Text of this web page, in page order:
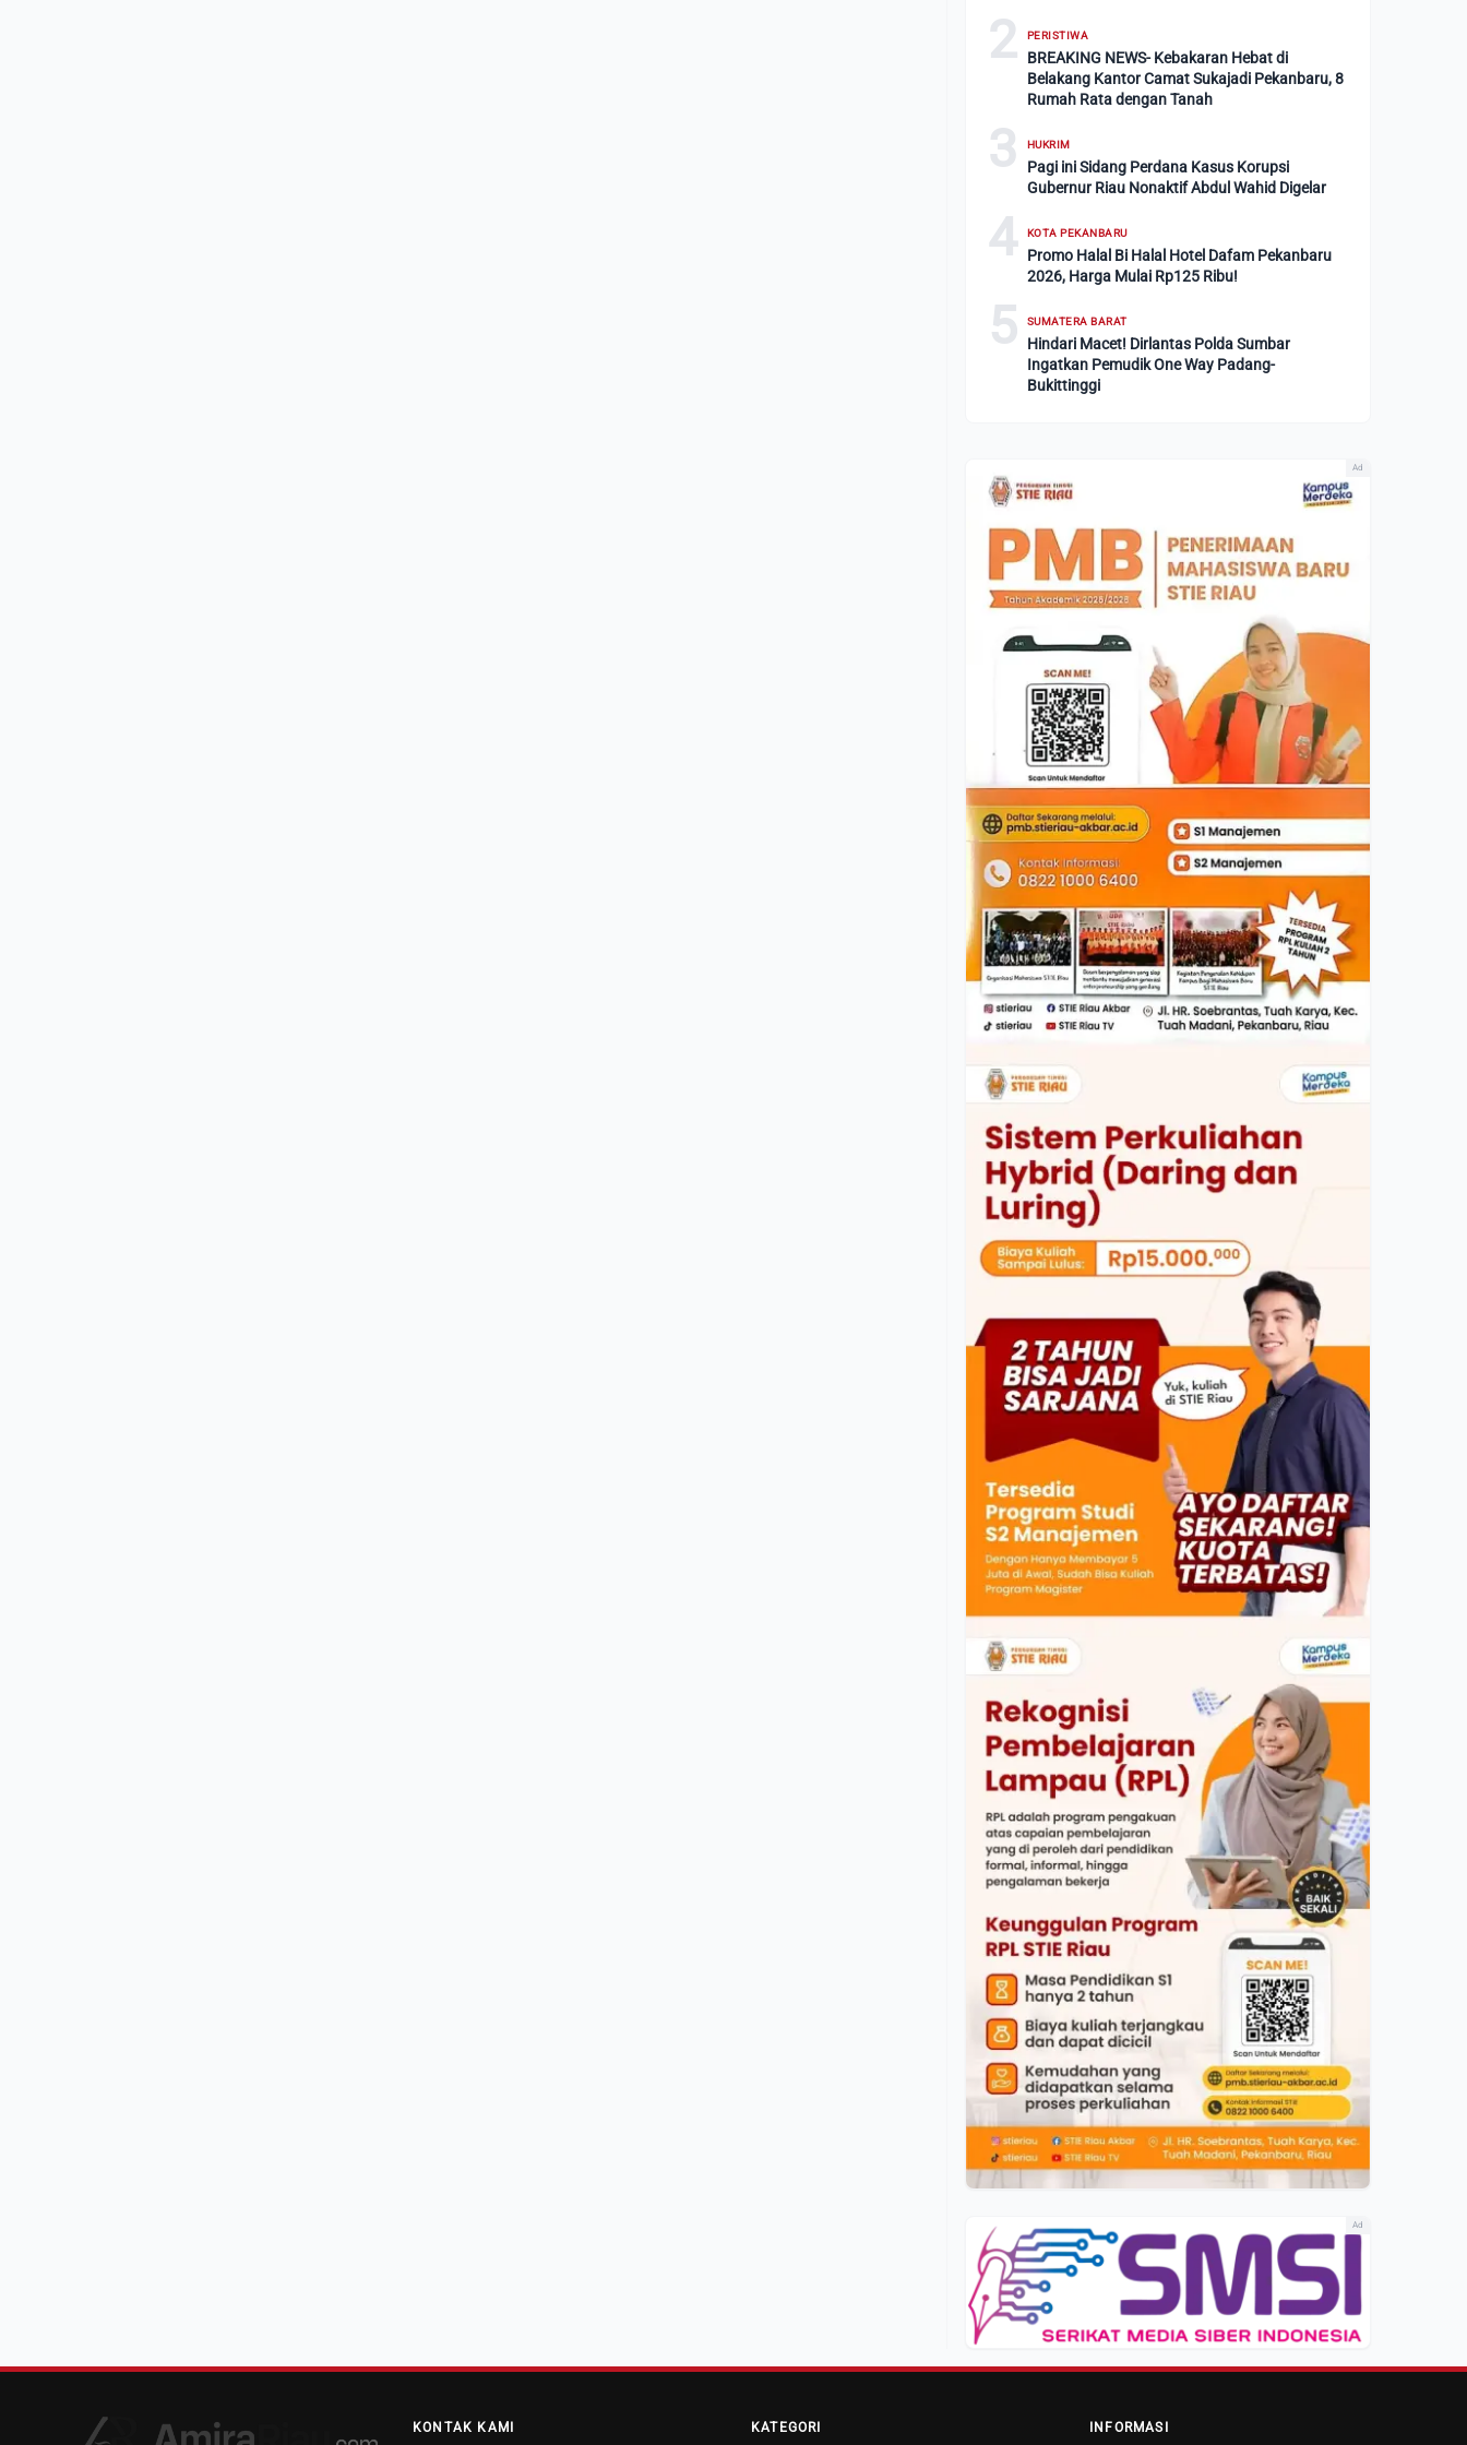
2 PERISTIWA
BREAKING NEWS- Kebakaran Hebat di
Belakang Kantor Camat Sukajadi Pekanbaru, 8
Rumah Rata dengan Tanah
3 HUKRIM
Pagi ini Sidang Perdana Kasus Korupsi
Gubernur Riau Nonaktif Abdul Wahid Digelar
4 KOTA PEKANBARU
Promo Halal Bi Halal Hotel Dafam Pekanbaru
2026, Harga Mulai Rp125 Ribu!
5 SUMATERA BARAT
Hindari Macet! Dirlantas Polda Sumbar
Ingatkan Pemudik One Way Padang-
Bukittinggi
Ad
Ad
KONTAK KAMI KATEGORI INFORMASI